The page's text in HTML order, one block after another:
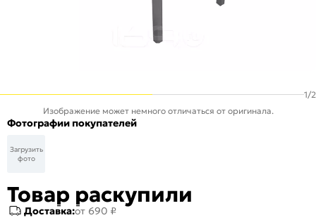
1/2
Изображение может немного отличаться от оригинала.
Фотографии покупателей
Загрузить
фото
Товар раскупили
Доставка:от 690 ₽